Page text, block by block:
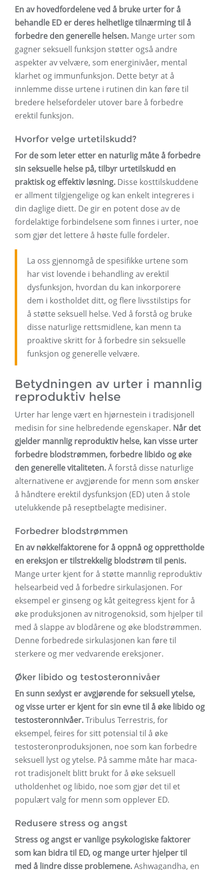
En av hovedfordelene ved å bruke urter for å
behandle ED er deres helhetlige tilnærming til å
forbedre den generelle helsen. Mange urter som
gagner seksuell funksjon støtter også andre
aspekter av velvære, som energinivåer, mental
klarhet og immunfunksjon. Dette betyr at å
innlemme disse urtene i rutinen din kan føre til
bredere helsefordeler utover bare å forbedre
erektil funksjon.
Hvorfor velge urtetilskudd?
For de som leter etter en naturlig måte å forbedre
sin seksuelle helse på, tilbyr urtetilskudd en
praktisk og effektiv løsning. Disse kosttilskuddene
er allment tilgjengelige og kan enkelt integreres i
din daglige diett. De gir en potent dose av de
fordelaktige forbindelsene som finnes i urter, noe
som gjør det lettere å høste fulle fordeler.
La oss gjennomgå de spesifikke urtene som
har vist lovende i behandling av erektil
dysfunksjon, hvordan du kan inkorporere
dem i kostholdet ditt, og flere livsstilstips for
å støtte seksuell helse. Ved å forstå og bruke
disse naturlige rettsmidlene, kan menn ta
proaktive skritt for å forbedre sin seksuelle
funksjon og generelle velvære.
Betydningen av urter i mannlig
reproduktiv helse
Urter har lenge vært en hjørnestein i tradisjonell
medisin for sine helbredende egenskaper. Når det
gjelder mannlig reproduktiv helse, kan visse urter
forbedre blodstrømmen, forbedre libido og øke
den generelle vitaliteten.Å forstå disse naturlige
alternativene er avgjørende for menn som ønsker
å håndtere erektil dysfunksjon (ED) uten å stole
utelukkende på reseptbelagte medisiner.
Forbedrer blodstrømmen
En av nøkkelfaktorene for å oppnå og opprettholde
en ereksjon er tilstrekkelig blodstrøm til penis.
Mange urter kjent for å støtte mannlig reproduktiv
helsearbeid ved å forbedre sirkulasjonen. For
eksempel er ginseng og kåt geitegress kjent for å
øke produksjonen av nitrogenoksid, som hjelper til
med å slappe av blodårene og øke blodstrømmen.
Denne forbedrede sirkulasjonen kan føre til
sterkere og mer vedvarende ereksjoner.
Øker libido og testosteronnivåer
En sunn sexlyst er avgjørende for seksuell ytelse,
og visse urter er kjent for sin evne til å øke libido og
testosteronnivåer.Tribulus Terrestris, for
eksempel, feires for sitt potensial til å øke
testosteronproduksjonen, noe som kan forbedre
seksuell lyst og ytelse. På samme måte har maca-
rot tradisjonelt blitt brukt for å øke seksuell
utholdenhet og libido, noe som gjør det til et
populært valg for menn som opplever ED.
Redusere stress og angst
Stress og angst er vanlige psykologiske faktorer
som kan bidra til ED, og ​​mange urter hjelper til
med å lindre disse problemene.Ashwagandha, en